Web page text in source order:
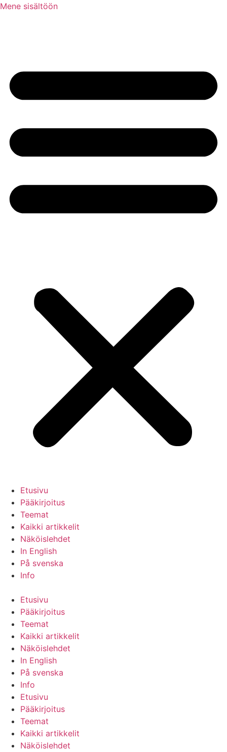
Mene sisältöön
Etusivu
Pääkirjoitus
Teemat
Kaikki artikkelit
Näköislehdet
In English
På svenska
Info
Etusivu
Pääkirjoitus
Teemat
Kaikki artikkelit
Näköislehdet
In English
På svenska
Info
Etusivu
Pääkirjoitus
Teemat
Kaikki artikkelit
Näköislehdet